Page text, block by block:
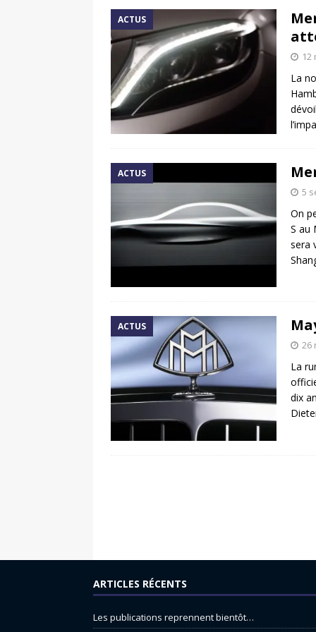
ACTUS
12
La
ACTUS
5
On
S au
sera
ACTUS
26
La
dix
ARTICLES RÉCENTS
Les publications reprennent bientôt…